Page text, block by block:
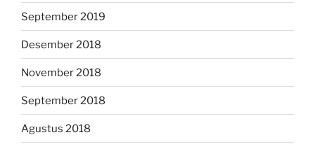
September 2019
Desember 2018
November 2018
September 2018
Agustus 2018